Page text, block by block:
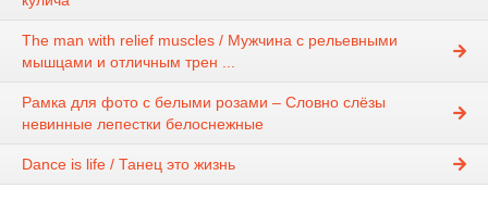
The man with relief muscles / Мужчина с рельевными
мышцами и отличным трен ...
Рамка для фото с белыми розами – Словно слёзы
невинные лепестки белоснежные
Dance is life / Танец это жизнь